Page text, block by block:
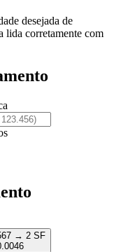
desejada de
lida corretamente com
→ 2 SF